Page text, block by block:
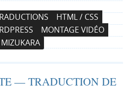
g
n
HTML / CSS
MONTAGE VIDÉO
MIZUKARA
— TRADUCTION DE